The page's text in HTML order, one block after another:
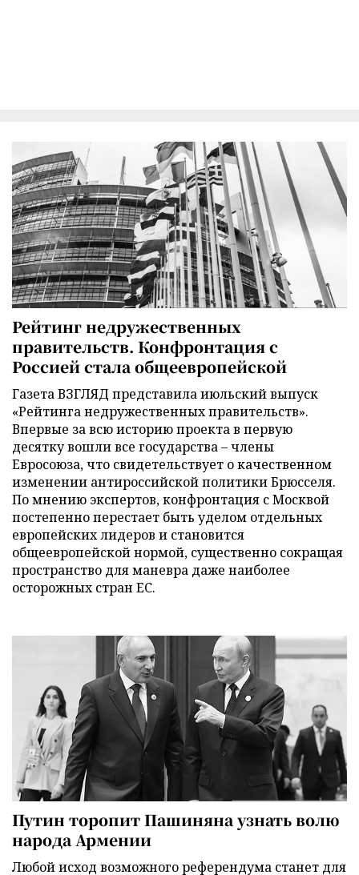
Рейтинг недружественных
правительств. Конфронтация с
Россией стала общеевропейской
Газета ВЗГЛЯД представила июльский выпуск
«Рейтинга недружественных правительств».
Впервые за всю историю проекта в первую
десятку вошли все государства – члены
Евросоюза, что свидетельствует о качественном
изменении антироссийской политики Брюсселя.
По мнению экспертов, конфронтация с Москвой
постепенно перестает быть уделом отдельных
европейских лидеров и становится
общеевропейской нормой, существенно сокращая
пространство для маневра даже наиболее
осторожных стран ЕС.
Путин торопит Пашиняна узнать волю
народа Армении
Любой исход возможного референдума станет для